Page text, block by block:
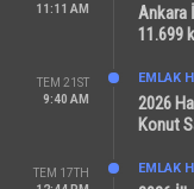
11:11 AM
Ankara
11.699
TEM 21ST
9:40 AM
EMLAK
2026
Konut
TEM 17TH
EMLAK